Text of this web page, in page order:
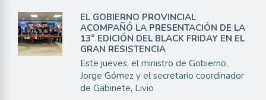
EL GOBIERNO PROVINCIAL
ACOMPAÑÓ LA PRESENTACIÓN DE LA
13° EDICIÓN DEL BLACK FRIDAY EN EL
GRAN RESISTENCIA
Este jueves, el ministro de Gobierno,
Jorge Gómez y el secretario coordinador
de Gabinete, Livio